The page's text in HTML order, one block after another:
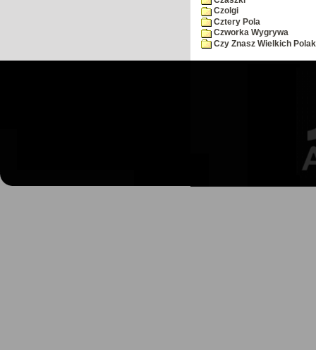
Czolgi
Cztery Pola
Czworka Wygrywa
Czy Znasz Wielkich